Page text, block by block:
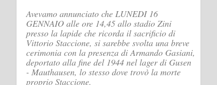
Avevamo annunciato che LUNEDI 16
GENNAIO alle ore 14,45 allo stadio Zini
presso la lapide che ricorda il sacrificio di
Vittorio Staccione, si sarebbe svolta una breve
cerimonia con la presenza di Armando Gasiani,
deportato alla fine del 1944 nel lager di Gusen
- Mauthausen, lo stesso dove trovò la morte
proprio Staccione.